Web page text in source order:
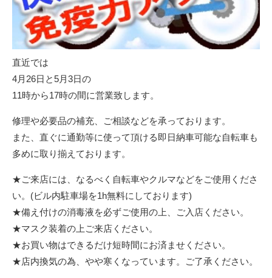
直近では
4月26日と5月3日の
11時から17時の間に営業致します。
修理や必要品の補充、ご相談などを承っております。
また、直ぐに通勤等に使って頂ける即日納車可能な自転車も
多めに取り揃えております。
★ご来店には、なるべく自転車やクルマなどをご使用くださ
い。(ビル内駐車場を1h無料にしております)
★備え付けの消毒液を必ずご使用の上、ご入店ください。
★マスク装着の上ご来店ください。
★お買い物はできるだけ短時間にお済ませください。
★店内換気の為、やや寒くなっています。ご了承ください。